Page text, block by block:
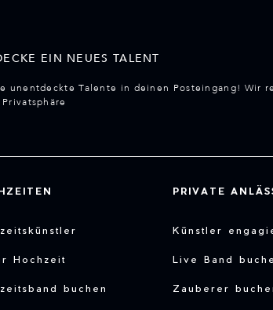
EIN NEUES TALENT
unentdeckte Talente in deinen Posteingang! Wir
Hochzeit
buchen
PRIVATE
Künstler
Live Band
Zauberer